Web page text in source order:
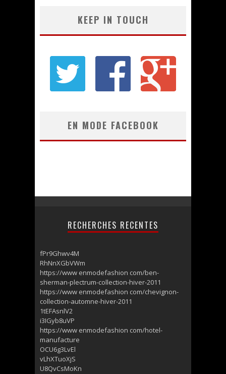
KEEP IN TOUCH
EN MODE FACEBOOK
RECHERCHES RECENTES
fPr9Ghwv4M
RhNnXGbVWm
https://www enmodefashion com/ben-
sherman-plectrum-collection-hiver-2011
https://www enmodefashion com/chevignon-
collection-automne-hiver-2011
1tEFAsnlV2
i3IGyb8uVP
https://www enmodefashion com/hotel-
manufacture
OCU6g3LvEl
vLhXTuoXjS
U8QvCsMoKn